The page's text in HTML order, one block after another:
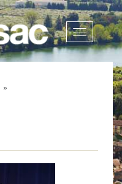
Afficher
la
»